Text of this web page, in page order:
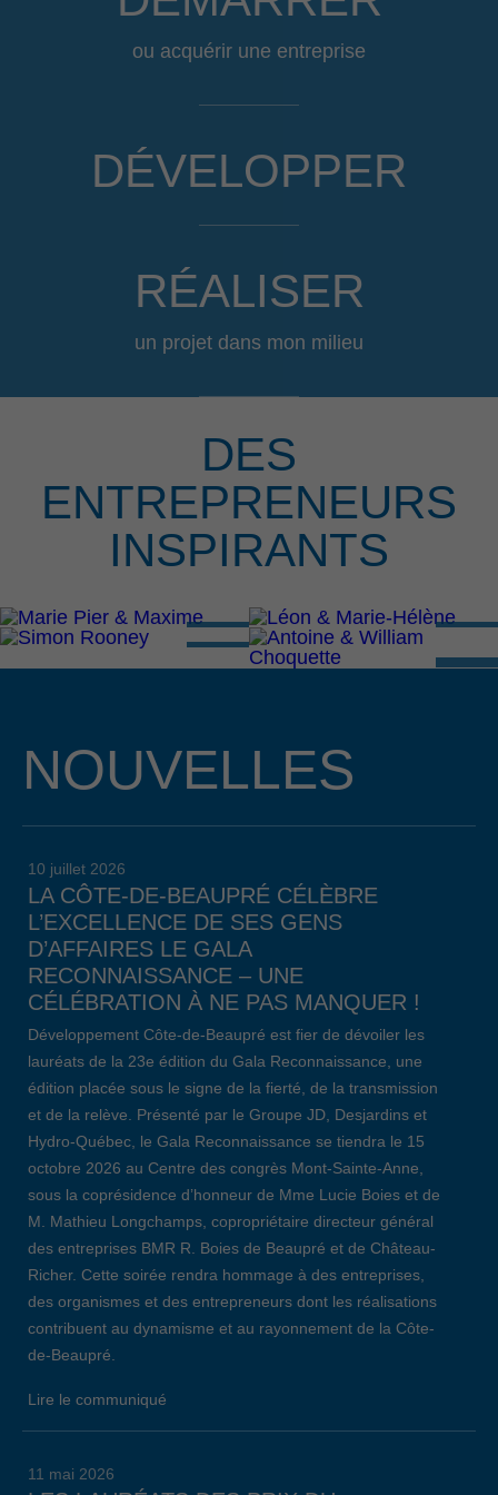
ou acquérir une entreprise
DÉVELOPPER
RÉALISER
un projet dans mon milieu
DES
ENTREPRENEURS
INSPIRANTS
NOUVELLES
10 juillet 2026
LA CÔTE-DE-BEAUPRÉ CÉLÈBRE
L’EXCELLENCE DE SES GENS
D’AFFAIRES LE GALA
RECONNAISSANCE – UNE
CÉLÉBRATION À NE PAS MANQUER !
Développement Côte-de-Beaupré est fier de dévoiler les
lauréats de la 23e édition du Gala Reconnaissance, une
édition placée sous le signe de la fierté, de la transmission
et de la relève. Présenté par le Groupe JD, Desjardins et
Hydro-Québec, le Gala Reconnaissance se tiendra le 15
octobre 2026 au Centre des congrès Mont-Sainte-Anne,
sous la coprésidence d’honneur de Mme Lucie Boies et de
M. Mathieu Longchamps, copropriétaire directeur général
des entreprises BMR R. Boies de Beaupré et de Château-
Richer. Cette soirée rendra hommage à des entreprises,
des organismes et des entrepreneurs dont les réalisations
contribuent au dynamisme et au rayonnement de la Côte-
de-Beaupré.
Lire le communiqué
11 mai 2026